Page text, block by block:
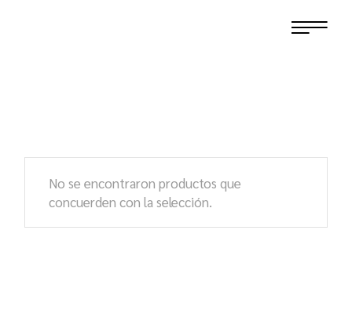
No se encontraron productos que
concuerden con la selección.